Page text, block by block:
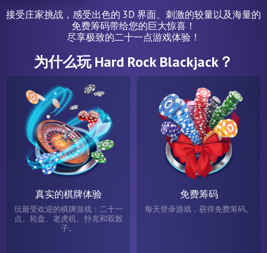
接受庄家挑战，感受出色的 3D 界面、刺激的较量以及海量的
免费筹码带给您的巨大惊喜！
尽享极致的二十一点游戏体验！
为什么玩 Hard Rock Blackjack？
真实的棋牌体验
玩最受欢迎的棋牌游戏：二十一
点、轮盘、老虎机、扑克和双骰
子。
免费筹码
每天登录游戏，获得免费筹码。